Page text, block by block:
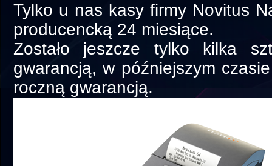
Tylko u nas kasy firmy Novitus
producencką 24 miesiące.
Zostało jeszcze tylko kilka
gwarancją, w późniejszym
roczną gwarancją.